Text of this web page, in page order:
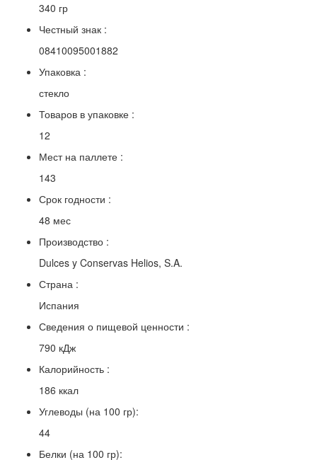
340 гр
Честный знак :
08410095001882
Упаковка :
стекло
Товаров в упаковке :
12
Мест на паллете :
143
Срок годности :
48 мес
Производство :
Dulces y Conservas Helios, S.A.
Страна :
Испания
Сведения о пищевой ценности :
790 кДж
Калорийность :
186 ккал
Углеводы (на 100 гр):
44
Белки (на 100 гр):